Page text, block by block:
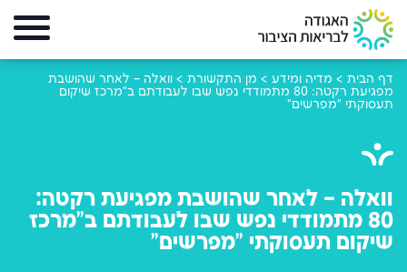
דף הבית > מדיה ומידע > מן התקשורת > וואלה – לאחר שהושבת
מפגיעת רקטה: 80 מתמודדי נפש שבו לעבודתם ב"מרכז שיקום
תעסוקתי "מפרשים"
וואלה – לאחר שהושבת מפגיעת רקטה:
80 מתמודדי נפש שבו לעבודתם ב"מרכז
שיקום תעסוקתי "מפרשים"